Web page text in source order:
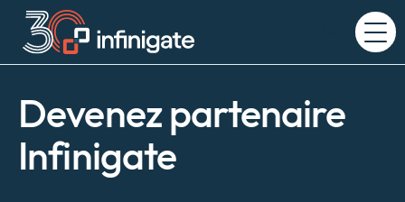
Passer
contenu
Expand
sub
Devenez partenaire
Infinigate